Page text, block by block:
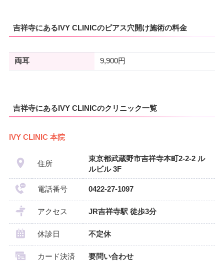
吉祥寺にあるIVY CLINICのピアス穴開け施術の料金
両耳 9,900円
吉祥寺にあるIVY CLINICのクリニック一覧
IVY CLINIC 本院
住所
東京都武蔵野市吉祥寺本町2-2-2 ル
ルビル 3F
電話番号 0422-27-1097
アクセス JR吉祥寺駅 徒歩3分
休診日 不定休
カード決済 要問い合わせ